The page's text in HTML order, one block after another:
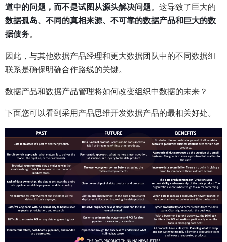
道中的问题，而不是试图从源头解决问题。这导致了巨大的
数据孤岛、不同的真相来源、不可靠的数据产品和巨大的数
据债务。
因此，与其他数据产品经理和更大数据团队中的不同数据组
联系是确保明确合作路线的关键。
数据产品和数据产品管理将如何改变组织中数据的未来？
下面您可以看到采用产品思维开发数据产品的最相关好处。